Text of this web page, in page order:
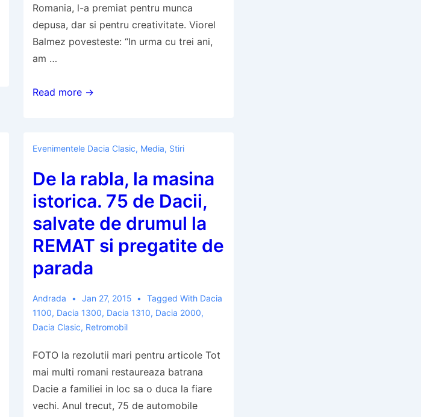
Romania, l-a premiat pentru munca
depusa, dar si pentru creativitate. Viorel
Balmez povesteste: “In urma cu trei ani,
am …
Povestea
–
(B
726
MAI)
Read more →
Evenimentele Dacia Clasic, Media, Stiri
De la rabla, la masina
istorica. 75 de Dacii,
salvate de drumul la
REMAT si pregatite de
parada
Andrada Jan 27, 2015 Tagged With Dacia
1100, Dacia 1300, Dacia 1310, Dacia 2000,
Dacia Clasic, Retromobil
FOTO la rezolutii mari pentru articole Tot
mai multi romani restaureaza batrana
Dacie a familiei in loc sa o duca la fiare
vechi. Anul trecut, 75 de automobile